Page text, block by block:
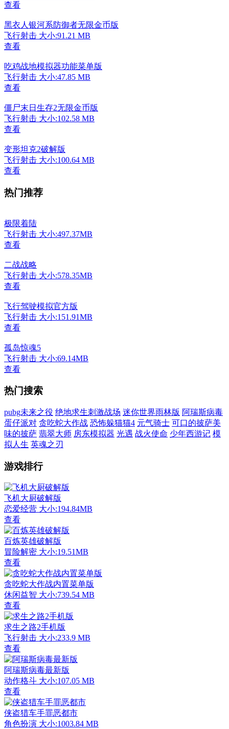
查看
黑衣人银河系防御者无限金币版
飞行射击 大小:91.21 MB
查看
吃鸡战地模拟器功能菜单版
飞行射击 大小:47.85 MB
查看
僵尸末日生存2无限金币版
飞行射击 大小:102.58 MB
查看
变形坦克2破解版
飞行射击 大小:100.64 MB
查看
热门推荐
极限着陆
飞行射击 大小:497.37MB
查看
二战战略
飞行射击 大小:578.35MB
查看
飞行驾驶模拟官方版
飞行射击 大小:151.91MB
查看
孤岛惊魂5
飞行射击 大小:69.14MB
查看
热门搜索
pubg未来之役 绝地求生刺激战场 迷你世界雨林版 阿瑞斯病毒
蛋仔派对 贪吃蛇大作战 恐怖躲猫猫4 元气骑士 可口的披萨美
味的披萨 翡翠大师 房东模拟器 光遇 战火使命 少年西游记 模
拟人生 英魂之刃
游戏排行
飞机大厨破解版
恋爱经营 大小:194.84MB
查看
百炼英雄破解版
冒险解密 大小:19.51MB
查看
贪吃蛇大作战内置菜单版
休闲益智 大小:739.54 MB
查看
求生之路2手机版
飞行射击 大小:233.9 MB
查看
阿瑞斯病毒最新版
动作格斗 大小:107.05 MB
查看
侠盗猎车手罪恶都市
角色扮演 大小:1003.84 MB